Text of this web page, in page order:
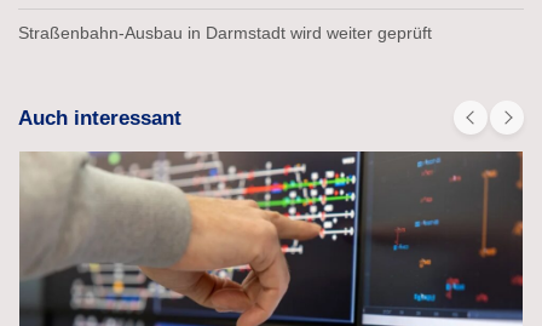
Straßenbahn-Ausbau in Darmstadt wird weiter geprüft
Auch interessant